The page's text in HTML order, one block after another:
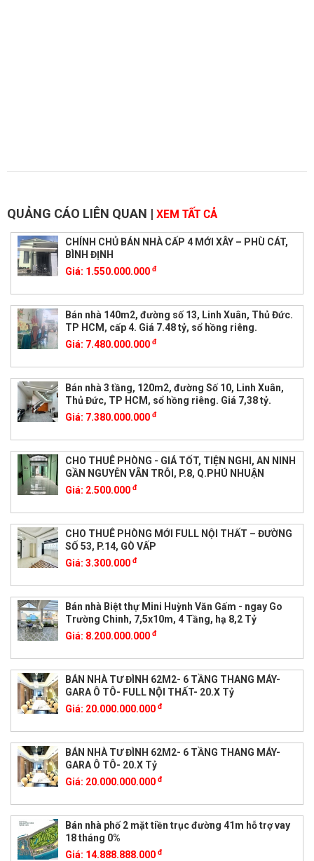
QUẢNG CÁO LIÊN QUAN | XEM TẤT CẢ
CHÍNH CHỦ BÁN NHÀ CẤP 4 MỚI XÂY – PHÙ CÁT,
BÌNH ĐỊNH
Giá: 1.550.000.000 đ
Bán nhà 140m2, đường số 13, Linh Xuân, Thủ Đức.
TP HCM, cấp 4. Giá 7.48 tỷ, sổ hồng riêng.
Giá: 7.480.000.000 đ
Bán nhà 3 tầng, 120m2, đường Số 10, Linh Xuân,
Thủ Đức, TP HCM, sổ hồng riêng. Giá 7,38 tỷ.
Giá: 7.380.000.000 đ
CHO THUÊ PHÒNG - GIÁ TỐT, TIỆN NGHI, AN NINH
GẦN NGUYỄN VẴN TRỖI, P.8, Q.PHÚ NHUẬN
Giá: 2.500.000 đ
CHO THUÊ PHÒNG MỚI FULL NỘI THẤT – ĐƯỜNG
SỐ 53, P.14, GÒ VẤP
Giá: 3.300.000 đ
Bán nhà Biệt thự Mini Huỳnh Văn Gấm - ngay Go
Trường Chinh, 7,5x10m, 4 Tầng, hạ 8,2 Tỷ
Giá: 8.200.000.000 đ
BÁN NHÀ TƯ ĐÌNH 62M2- 6 TẦNG THANG MÁY-
GARA Ô TÔ- FULL NỘI THẤT- 20.X Tỷ
Giá: 20.000.000.000 đ
BÁN NHÀ TƯ ĐÌNH 62M2- 6 TẦNG THANG MÁY-
GARA Ô TÔ- 20.X Tỷ
Giá: 20.000.000.000 đ
Bán nhà phố 2 mặt tiền trục đường 41m hỗ trợ vay
18 tháng 0%
Giá: 14.888.888.000 đ